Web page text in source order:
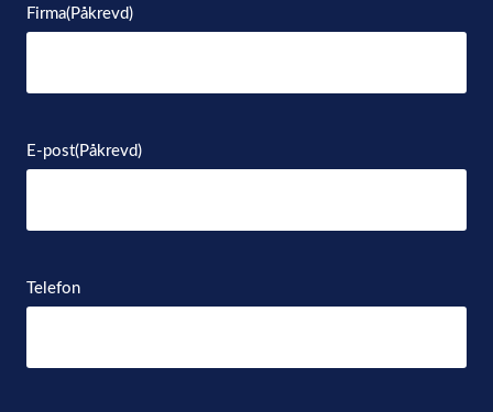
Firma(Påkrevd)
E-post(Påkrevd)
Telefon